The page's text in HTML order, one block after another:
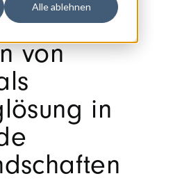
Alle ablehnen
von
in